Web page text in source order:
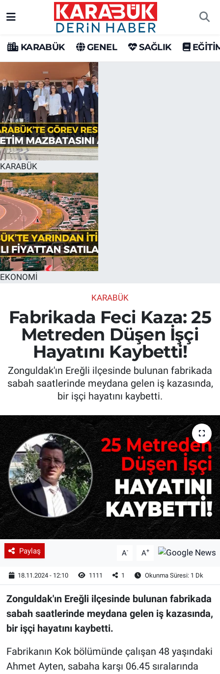
KARABÜK GENEL SAĞLIK
KARABÜK
EKONOMİ
KARABÜK
Fabrikada Feci Kaza: 25
Metreden Düşen İşçi
Hayatını Kaybetti!
Zonguldak'ın Ereğli ilçesinde bulunan fabrikada
sabah saatlerinde meydana gelen iş kazasında,
bir işçi hayatını kaybetti.
Paylaş A- A+
18.11.2024 - 12:10 1111 1 Okunma Süresi: 1 Dk
Zonguldak'ın Ereğli ilçesinde bulunan fabrikada
sabah saatlerinde meydana gelen iş kazasında,
bir işçi hayatını kaybetti.
Fabrikanın Kok bölümünde çalışan 48 yaşındaki
Ahmet Ayten, sabaha karşı 06.45 sıralarında
Karabük Hava Durumu
Karabük Trafik Yoğunluk Haritası
Süper Lig Puan Durumu ve Fikstür
Tüm Manşetler
Son Dakika Haberleri
Haber Arşivi